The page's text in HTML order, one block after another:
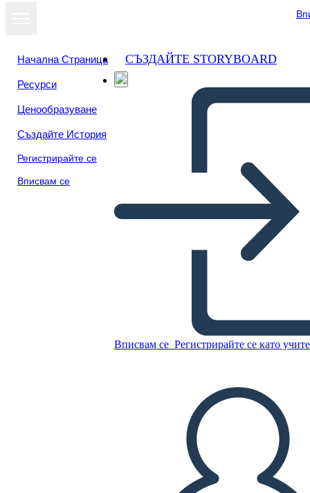
Начална Страница
Ресурси
Ценообразуване
Създайте История
Регистрирайте се
Вписвам се
СЪЗДАЙТЕ STORYBOARD
Вписвам се Регистрирайте се като
Копирайте този Storyboard
СЪЗДАЙТЕ СЦЕНАРИЙ
ПУСКАНЕ НА СЛАЙДШОУ
ЧЕТИ МИ